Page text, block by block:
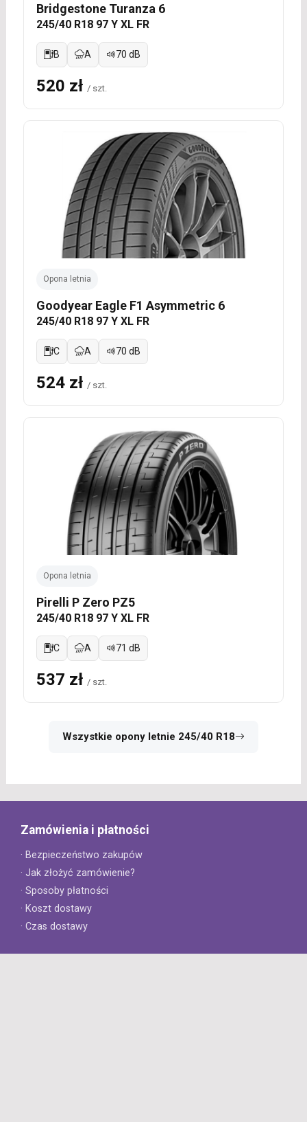
Bridgestone Turanza 6
245/40 R18 97 Y XL FR
B A 70 dB
520 zł / szt.
Opona letnia
Goodyear Eagle F1 Asymmetric 6
245/40 R18 97 Y XL FR
C A 70 dB
524 zł / szt.
Opona letnia
Pirelli P Zero PZ5
245/40 R18 97 Y XL FR
C A 71 dB
537 zł / szt.
Wszystkie opony letnie 245/40 R18
Zamówienia i płatności
· Bezpieczeństwo zakupów
· Jak złożyć zamówienie?
· Sposoby płatności
· Koszt dostawy
· Czas dostawy